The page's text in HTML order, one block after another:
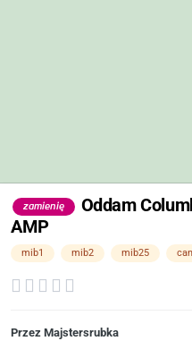
zamienię
Oddam
AMP
mib1 mib2 mib25
Przez Majstersrubka